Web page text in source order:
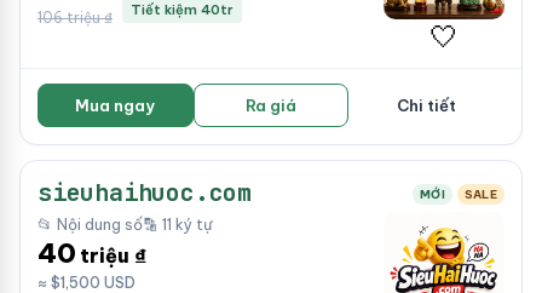
106 triệu ₫ Tiết kiệm 40tr
🤍
Mua ngay Ra giá Chi tiết
sieuhaihuoc.com MỚI SALE
📂 Nội dung số🔡 11 ký tự
40 triệu ₫
≈ $1,500 USD